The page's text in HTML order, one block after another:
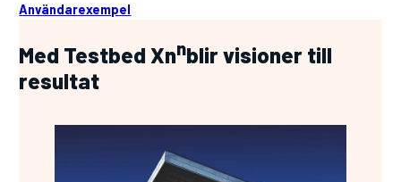
Användarexempel
Med Testbed Xnnblir visioner till
resultat